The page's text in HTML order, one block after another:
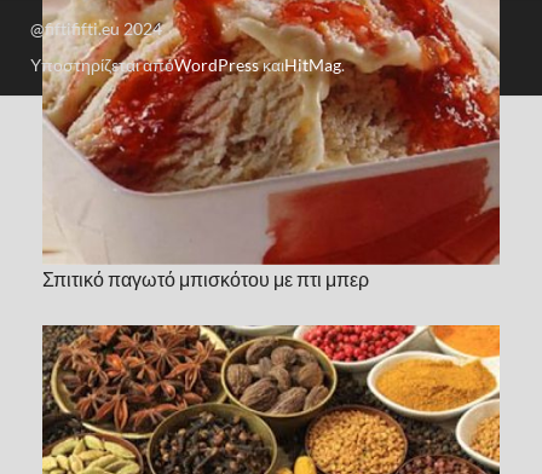
Σπιτικό παγωτό μπισκότου με πτι μπερ
@fiftififti.eu 2024
Υποστηρίζεται απόWordPressκαιHitMag.